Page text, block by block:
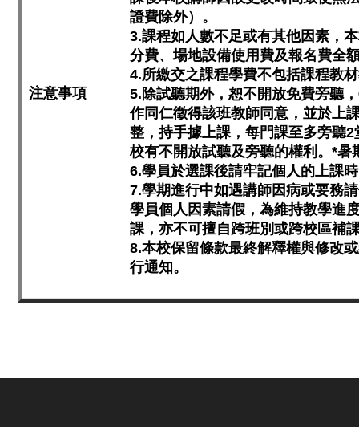
注意事項
證費除外）。
3.課程如人數不足或有其他因素，
分費、場地設備使用費及報名費全
4.所繳交之課程學費不包括課程教
5.除試聽期外，恕不開放免費旁聽
作同仁徵得該班教師同意，並於上
整，持手據上課，每門課至多旁聽
校有不開放試聽及旁聽的權利。*暑
6.學員於選課後請牢記個人的上課
7.學期進行中如遇講師因病或要務
學員個人因素請假，為維持教學進
課，亦不可擅自跨班別或跨校區補
8.本校保留條款最終解釋權與修改
行通知。